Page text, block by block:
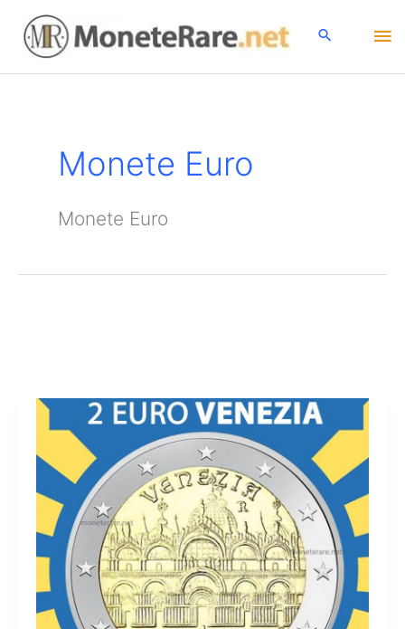
contenuto
Monete Euro
Monete Euro